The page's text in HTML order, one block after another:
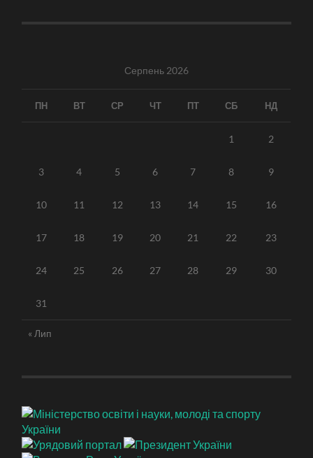
Серпень 2026
ПН ВТ СР ЧТ ПТ СБ НД
1 2
3 4 5 6 7 8 9
10 11 12 13 14 15 16
17 18 19 20 21 22 23
24 25 26 27 28 29 30
31
« Лип